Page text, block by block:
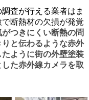
査が行える業者はま
断熱材の欠損が発覚
がつきにくい断熱の問
と伝わるような赤外
ように街の外壁塗装
た赤外線カメラを取